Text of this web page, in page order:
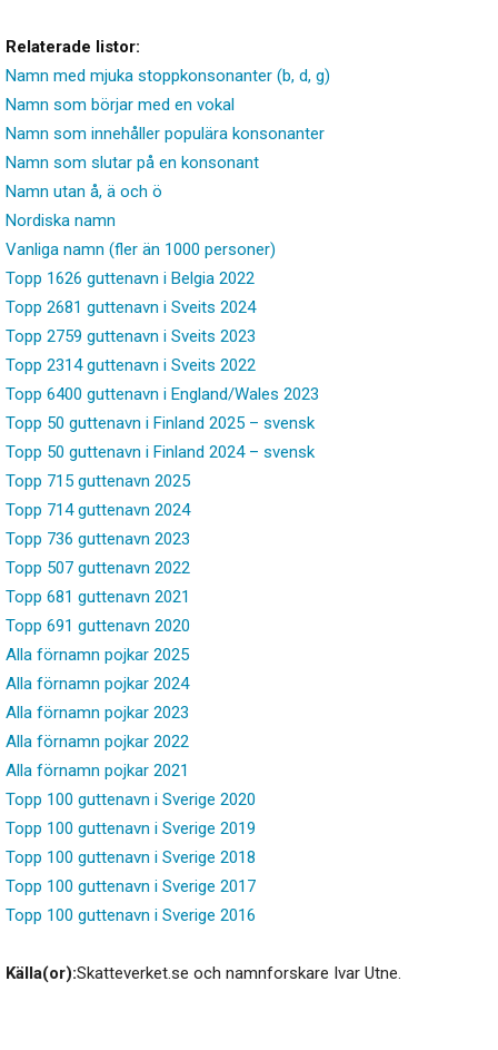
Relaterade listor:
Namn med mjuka stoppkonsonanter (b, d, g)
Namn som börjar med en vokal
Namn som innehåller populära konsonanter
Namn som slutar på en konsonant
Namn utan å, ä och ö
Nordiska namn
Vanliga namn (fler än 1000 personer)
Topp 1626 guttenavn i Belgia 2022
Topp 2681 guttenavn i Sveits 2024
Topp 2759 guttenavn i Sveits 2023
Topp 2314 guttenavn i Sveits 2022
Topp 6400 guttenavn i England/Wales 2023
Topp 50 guttenavn i Finland 2025 – svensk
Topp 50 guttenavn i Finland 2024 – svensk
Topp 715 guttenavn 2025
Topp 714 guttenavn 2024
Topp 736 guttenavn 2023
Topp 507 guttenavn 2022
Topp 681 guttenavn 2021
Topp 691 guttenavn 2020
Alla förnamn pojkar 2025
Alla förnamn pojkar 2024
Alla förnamn pojkar 2023
Alla förnamn pojkar 2022
Alla förnamn pojkar 2021
Topp 100 guttenavn i Sverige 2020
Topp 100 guttenavn i Sverige 2019
Topp 100 guttenavn i Sverige 2018
Topp 100 guttenavn i Sverige 2017
Topp 100 guttenavn i Sverige 2016
Källa(or):Skatteverket.se och namnforskare Ivar Utne.